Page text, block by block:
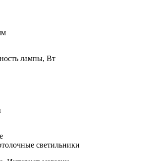
лампы, Вт
светильники